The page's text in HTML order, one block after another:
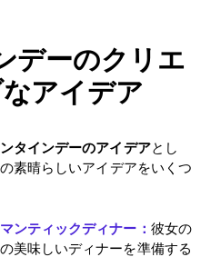
デーのクリエ
アイデア
タインデーのアイデアとし
素晴らしいアイデアをいくつ
ンティックディナー： 彼女の
美味しいディナーを準備する